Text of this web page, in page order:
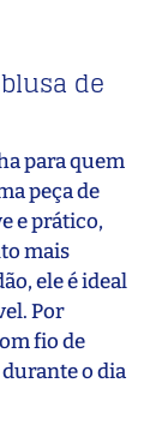
de
para quem
peça de
e prático,
mais
ele é ideal
Por
fio de
o dia